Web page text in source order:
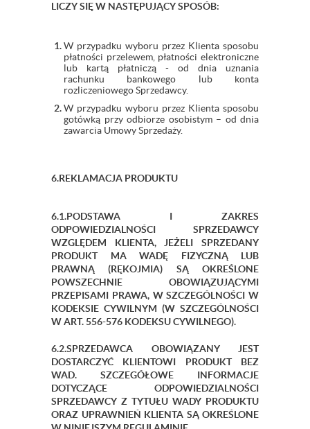
LICZY SIĘ W NASTĘPUJĄCY SPOSÓB:
W przypadku wyboru przez Klienta sposobu
płatności przelewem, płatności elektroniczne
lub kartą płatniczą - od dnia uznania
rachunku bankowego lub konta
rozliczeniowego Sprzedawcy.
W przypadku wyboru przez Klienta sposobu
gotówką przy odbiorze osobistym – od dnia
zawarcia Umowy Sprzedaży.
6.REKLAMACJA PRODUKTU
6.1.PODSTAWA I ZAKRES
ODPOWIEDZIALNOŚCI SPRZEDAWCY
WZGLĘDEM KLIENTA, JEŻELI SPRZEDANY
PRODUKT MA WADĘ FIZYCZNĄ LUB
PRAWNĄ (RĘKOJMIA) SĄ OKREŚLONE
POWSZECHNIE OBOWIĄZUJĄCYMI
PRZEPISAMI PRAWA, W SZCZEGÓLNOŚCI W
KODEKSIE CYWILNYM (W SZCZEGÓLNOŚCI
W ART. 556-576 KODEKSU CYWILNEGO).
6.2.SPRZEDAWCA OBOWIĄZANY JEST
DOSTARCZYĆ KLIENTOWI PRODUKT BEZ
WAD. SZCZEGÓŁOWE INFORMACJE
DOTYCZĄCE ODPOWIEDZIALNOŚCI
SPRZEDAWCY Z TYTUŁU WADY PRODUKTU
ORAZ UPRAWNIEŃ KLIENTA SĄ OKREŚLONE